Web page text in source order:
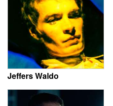
Jeffers Waldo